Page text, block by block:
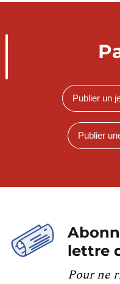
Publier un
Publier
lettre
Pour ne